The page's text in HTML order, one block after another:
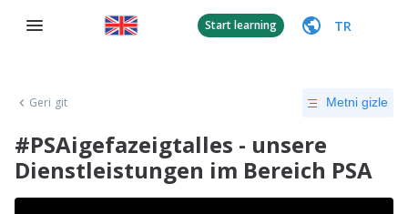
Start learning TR
Geri git Metni gizle
#PSAigefazeigtalles - unsere
Dienstleistungen im Bereich PSA